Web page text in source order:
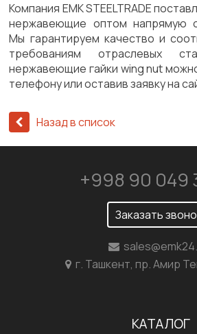
Компания EMK STEELTRADE
нержавеющие оптом напрямую
Мы гарантируем качество и
требованиям отраслевых
нержавеющие гайки wing nut
телефону или оставив заявку на
Назад в список
+998 90 049
Заказать
г. Ташкент, пр. Амир
КАТАЛОГ